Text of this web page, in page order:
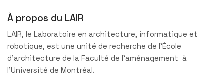
À propos du LAIR
LAIR, le Laboratoire en architecture, informatique et
robotique, est une unité de recherche de l’École
d’architecture de la Faculté de l’aménagement à
l’Université de Montréal.